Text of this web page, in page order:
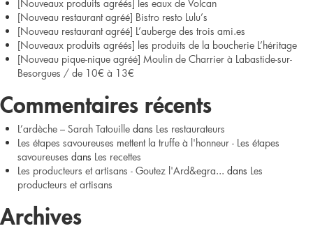
produits
agréés]
les
produits
au
lait
de
[Nouveaux produits agréés] les eaux de Volcan
[Nouveau restaurant agréé] Bistro resto Lulu’s
[Nouveau restaurant agréé] L’auberge des trois ami.es
[Nouveaux produits agréés] les produits de la boucherie L’héritage
[Nouveau pique-nique agréé] Moulin de Charrier à Labastide-sur-
Besorgues / de 10€ à 13€
Commentaires récents
L’ardèche – Sarah Tatouille dans Les restaurateurs
Les étapes savoureuses mettent la truffe à l'honneur - Les étapes
savoureuses dans Les recettes
Les producteurs et artisans - Goutez l'Ard&egra... dans Les
producteurs et artisans
Archives